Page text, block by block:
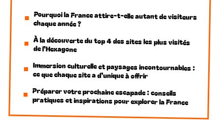
Pourquoi la France attire-t-elle autant de visiteurs
chaque année ?
À la découverte du top 4 des sites les plus visités
de l’Hexagone
Immersion culturelle et paysages incontournables :
ce que chaque site a d’unique à offrir
Préparer votre prochaine escapade : conseils
pratiques et inspirations pour explorer la France